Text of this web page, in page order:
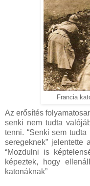
Francia
Az erősítés
senki nem tudta
tenni. “Senki sem
seregeknek” jelentette
“Mozdulni is
képeztek, hogy
katonáknak”